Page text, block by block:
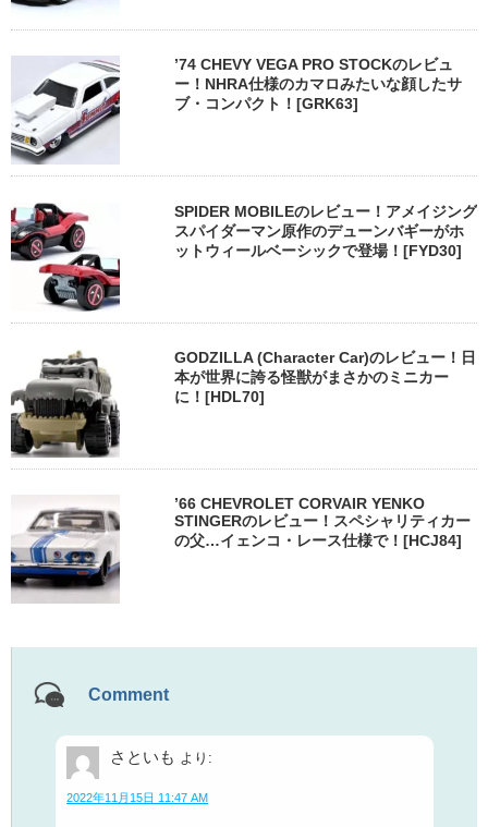
’74 CHEVY VEGA PRO STOCKのレビュ
ー！NHRA仕様のカマロみたいな顔したサ
ブ・コンパクト！[GRK63]
SPIDER MOBILEのレビュー！アメイジング
スパイダーマン原作のデューンバギーがホ
ットウィールベーシックで登場！[FYD30]
GODZILLA (Character Car)のレビュー！日
本が世界に誇る怪獣がまさかのミニカー
に！[HDL70]
’66 CHEVROLET CORVAIR YENKO
STINGERのレビュー！スペシャリティカー
の父…イェンコ・レース仕様で！[HCJ84]
Comment
さといも より:
2022年11月15日 11:47 AM